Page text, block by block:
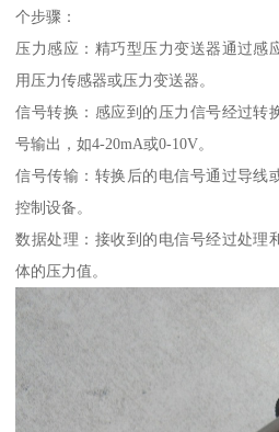
个步骤：
压力感应：精巧型压力变送器通过感
用压力传感器或压力变送器。
信号转换：感应到的压力信号经过转
号输出，如4-20mA或0-10V。
信号传输：转换后的电信号通过导线
控制设备。
数据处理：接收到的电信号经过处理
体的压力值。